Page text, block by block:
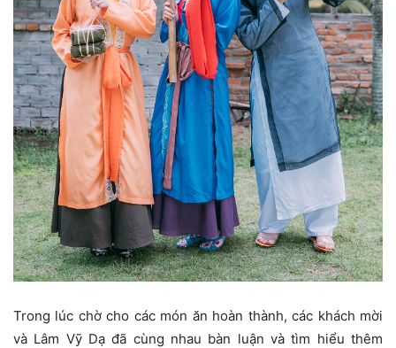
Trong lúc chờ cho các món ăn hoàn thành, các khách mời
và Lâm Vỹ Dạ đã cùng nhau bàn luận và tìm hiểu thêm